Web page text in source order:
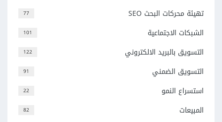
77 تهيئة محركات البحث SEO
101 الشبكات الاجتماعية
122 التسويق بالبريد الالكتروني
91 التسويق الضمني
22 استسراع النمو
82 المبيعات